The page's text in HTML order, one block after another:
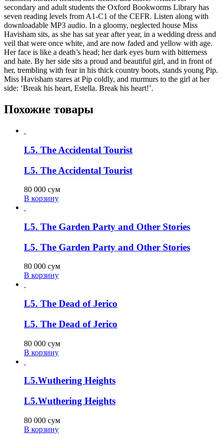
secondary and adult students the Oxford Bookworms Library has
seven reading levels from A1-C1 of the CEFR. Listen along with
downloadable MP3 audio. In a gloomy, neglected house Miss
Havisham sits, as she has sat year after year, in a wedding dress and
veil that were once white, and are now faded and yellow with age.
Her face is like a death’s head; her dark eyes burn with bitterness
and hate. By her side sits a proud and beautiful girl, and in front of
her, trembling with fear in his thick country boots, stands young Pip.
Miss Havisham stares at Pip coldly, and murmurs to the girl at her
side: ‘Break his heart, Estella. Break his heart!’.
Похожие товары
L5. The Accidental Tourist
L5. The Accidental Tourist
80 000 сум
В корзину
L5. The Garden Party and Other Stories
L5. The Garden Party and Other Stories
80 000 сум
В корзину
L5. The Dead of Jerico
L5. The Dead of Jerico
80 000 сум
В корзину
L5.Wuthering Heights
L5.Wuthering Heights
80 000 сум
В корзину